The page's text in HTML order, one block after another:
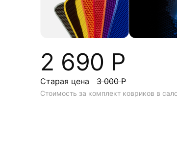
2 690 Р
Старая цена 3 000 Р
Стоимость за комплект ковриков в